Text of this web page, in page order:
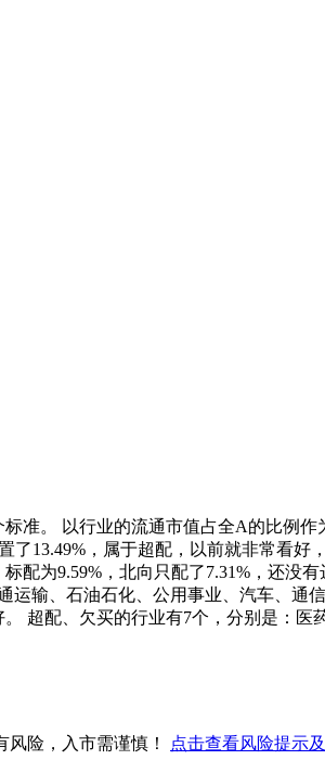
准。 以行业的流通市值占全A的比例
13.49%，属于超配，以前就非常看好
配为9.59%，北向只配了7.31%，还没
输、石油石化、公用事业、汽车、通
超配、欠买的行业有7个，分别是：
风险，入市需谨慎！ 点击查看风险提示